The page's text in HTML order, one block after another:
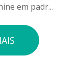
em padr...